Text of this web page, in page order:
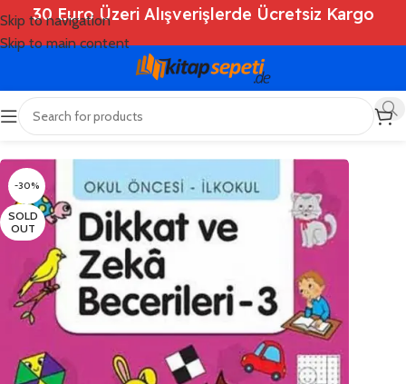
Skip to navigation
Skip to main content
30 Euro Üzeri Alışverişlerde Ücretsiz Kargo
Ana Sayfa Shop
-30%
SOLD
OUT